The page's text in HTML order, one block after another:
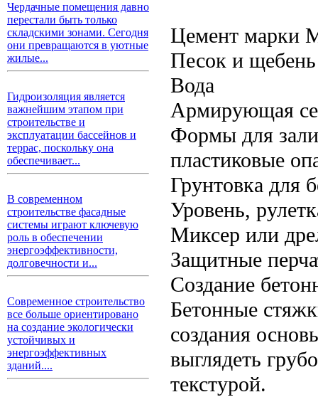
Чердачные помещения давно
перестали быть только
складскими зонами. Сегодня
они превращаются в уютные
жилые...
Гидроизоляция является
важнейшим этапом при
строительстве и
эксплуатации бассейнов и
террас, поскольку она
обеспечивает...
В современном
строительстве фасадные
системы играют ключевую
роль в обеспечении
энергоэффективности,
долговечности и...
Современное строительство
все больше ориентировано
на создание экологически
устойчивых и
энергоэффективных
зданий....
Цемент марки
Песок и щебень
Вода
Армирующая
Формы для
пластиковые
Грунтовка для
Уровень,
Миксер или
Защитные
Создание
Бетонные
создания
выглядеть
текстурой.